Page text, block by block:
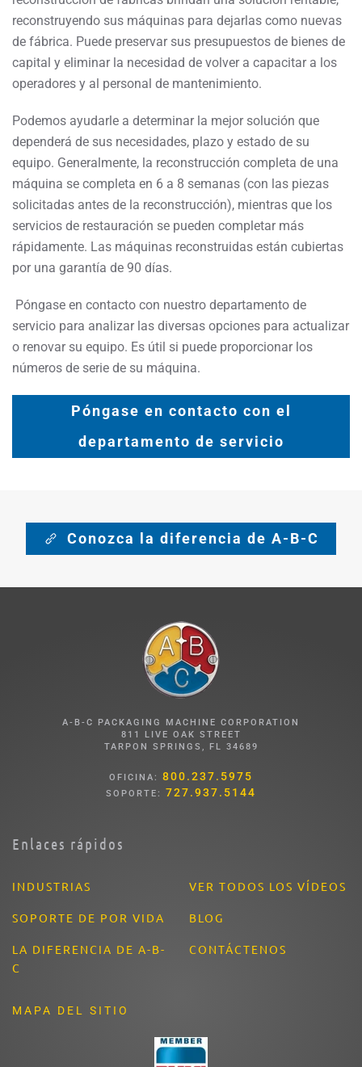
reconstruyendo sus máquinas para dejarlas como nuevas
de fábrica. Puede preservar sus presupuestos de bienes de
capital y eliminar la necesidad de volver a capacitar a los
operadores y al personal de mantenimiento.
Podemos ayudarle a determinar la mejor solución que
dependerá de sus necesidades, plazo y estado de su
equipo. Generalmente, la reconstrucción completa de una
máquina se completa en 6 a 8 semanas (con las piezas
solicitadas antes de la reconstrucción), mientras que los
servicios de restauración se pueden completar más
rápidamente. Las máquinas reconstruidas están cubiertas
por una garantía de 90 días.
Póngase en contacto con nuestro departamento de
servicio para analizar las diversas opciones para actualizar
o renovar su equipo. Es útil si puede proporcionar los
números de serie de su máquina.
Póngase en contacto con el
departamento de servicio
Conozca la diferencia de A-B-C
A-B-C PACKAGING MACHINE CORPORATION
811 LIVE OAK STREET
TARPON SPRINGS, FL 34689
OFICINA: 800.237.5975
SOPORTE: 727.937.5144
Enlaces rápidos
INDUSTRIAS
SOPORTE DE POR VIDA
LA DIFERENCIA DE A-B-
C
VER TODOS LOS VÍDEOS
BLOG
CONTÁCTENOS
MAPA DEL SITIO